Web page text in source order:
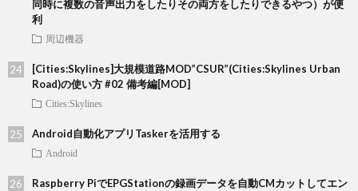
同時に複数の音声出力をしたりその両方をしたりできるやつ）が便
利
周辺機器
[Cities:Skylines]大規模道路MOD”CSUR”(Cities:Skylines Urban
Road)の使い方 #02 備考編[MOD]
Cities:Skylines
Android自動化アプリTaskerを活用する
Android
Raspberry PiでEPGStationの録画データを自動CMカットしてエン